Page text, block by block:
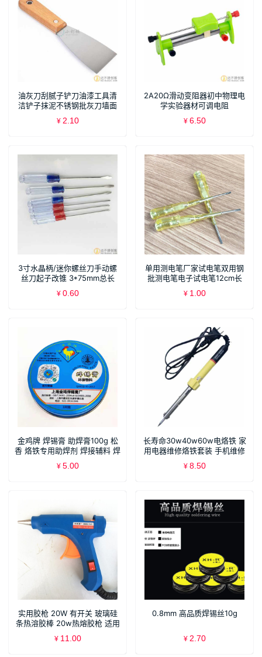
油灰刀刮腻子铲刀油漆工具清
洁铲子抹泥不锈钢批灰刀墙面
地面清洁
¥ 2.10
2A20Ω滑动变阻器初中物理电
学实验器材可调电阻
¥ 6.50
3寸水晶柄/迷你螺丝刀手动螺
丝刀起子改锥 3*75mm总长
130mm/87mm
¥ 0.60
单用测电笔厂家试电笔双用钢
批测电笔电子试电笔12cm长
¥ 1.00
金鸡牌 焊锡膏 助焊膏100g 松
香 烙铁专用助焊剂 焊接辅料 焊
油
¥ 5.00
长寿命30w40w60w电烙铁 家
用电器维修烙铁套装 手机维修
焊接工具
¥ 8.50
实用胶枪 20W 有开关 玻璃硅
条热溶胶棒 20w热熔胶枪 适用
于7mm胶棒 DIY工具
¥ 11.00
0.8mm 高品质焊锡丝10g
¥ 2.70